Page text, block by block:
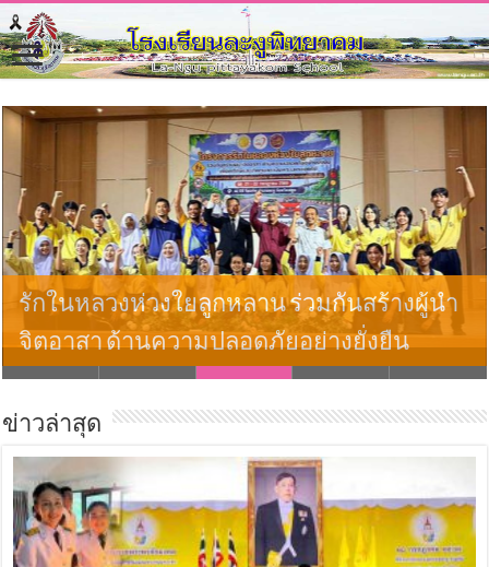
รักในหลวงห่วงใยลูกหลาน ร่วมกันสร้างผู้นำ
จิตอาสา ด้านความปลอดภัยอย่างยั่งยืน
ข่าวล่าสุด